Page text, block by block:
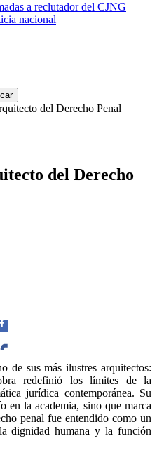
a reclutador del CJNG
nacional
del Derecho Penal
del Derecho
de sus más ilustres arquitectos:
redefinió los límites de la
jurídica contemporánea. Su
en la academia, sino que marca
penal fue entendido como un
dignidad humana y la función